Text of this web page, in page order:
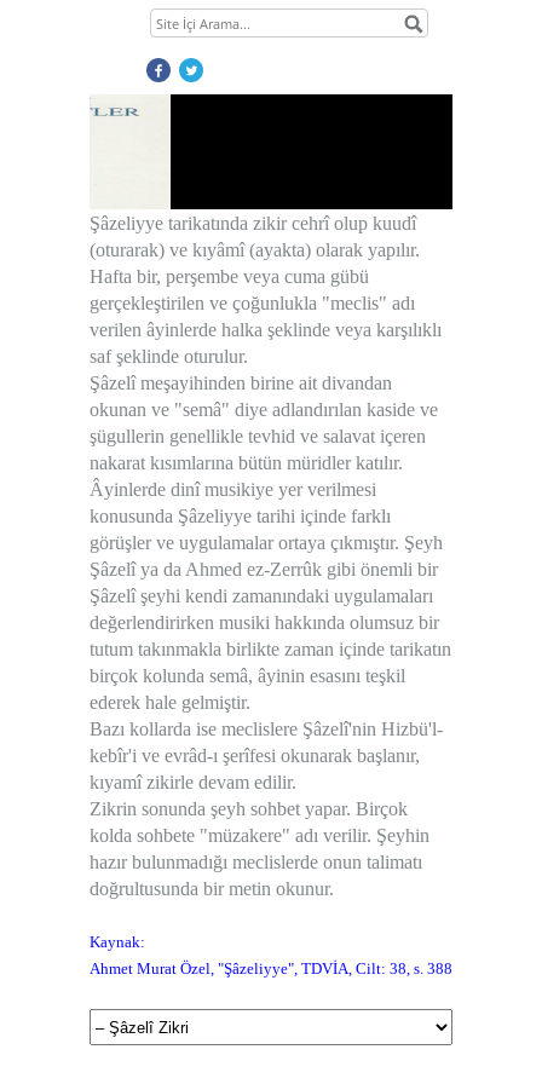
İbn Ataullah İskenderi'nin (ks) Hikem-i Ataiyye adlı
Şâzeliyye tarikatında zikir cehrî olup kuudî
(oturarak) ve kıyâmî (ayakta) olarak yapılır.
Hafta bir, perşembe veya cuma gübü
gerçekleştirilen ve çoğunlukla "meclis" adı
verilen âyinlerde halka şeklinde veya karşılıklı
saf şeklinde oturulur.
Şâzelî meşayihinden birine ait divandan
okunan ve "semâ" diye adlandırılan kaside ve
şügullerin genellikle tevhid ve salavat içeren
nakarat kısımlarına bütün müridler katılır.
Âyinlerde dinî musikiye yer verilmesi
konusunda Şâzeliyye tarihi içinde farklı
görüşler ve uygulamalar ortaya çıkmıştır. Şeyh
Şâzelî ya da Ahmed ez-Zerrûk gibi önemli bir
Şâzelî şeyhi kendi zamanındaki uygulamaları
değerlendirirken musiki hakkında olumsuz bir
tutum takınmakla birlikte zaman içinde tarikatın
birçok kolunda semâ, âyinin esasını teşkil
ederek hale gelmiştir.
Bazı kollarda ise meclislere Şâzelî'nin Hizbü'l-
kebîr'i ve evrâd-ı şerîfesi okunarak başlanır,
kıyamî zikirle devam edilir.
Zikrin sonunda şeyh sohbet yapar. Birçok
kolda sohbete "müzakere" adı verilir. Şeyhin
hazır bulunmadığı meclislerde onun talimatı
doğrultusunda bir metin okunur.
Kaynak:
Ahmet Murat Özel, "Şâzeliyye", TDVİA, Cilt: 38, s. 388